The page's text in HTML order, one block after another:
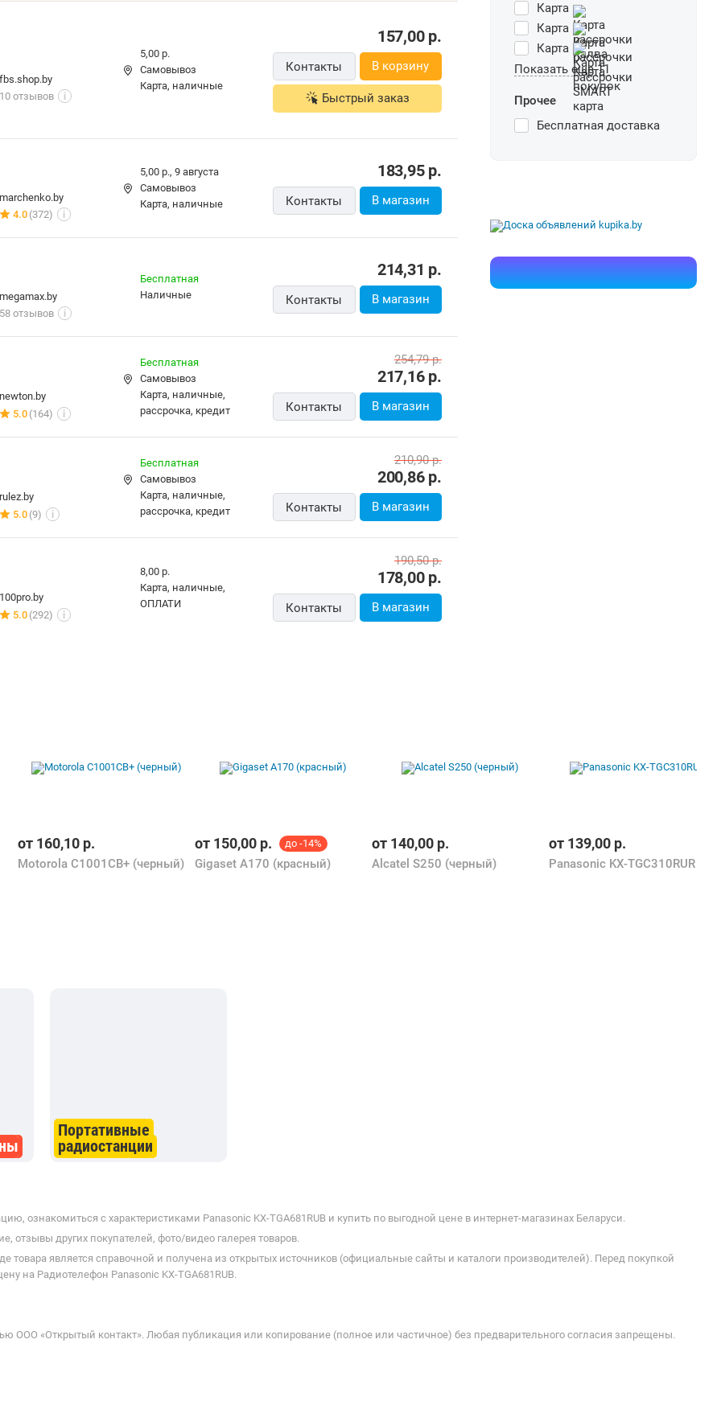
10 отзывов
Самовывоз
карта, наличные
157,00
Контакты В корзину
Быстрый заказ
4.0(372) i
Самовывоз
карта, наличные
В магазин
58 отзывов
наличные
В магазин
5.0(164)
Самовывоз
карта, наличные,
рассрочка, кредит
217,16р.
254,79р.
В магазин
5.0(9)
Самовывоз
карта, наличные,
рассрочка, кредит
200,86р.
210,90р.
В магазин
5.0(292)
карта, наличные,
ОПЛАТИ
178,00р.
190,50р.
В магазин
Карта
Карта
Карта
Показать еще 11
Прочее
Бесплатная доставка
Motorola C1001CB+ (черный) Gigaset A170 (красный) Alcatel S250 (черный) Panasonic KX-TGC310RUR
радиостанции
отзывы других покупателей, фото/видео галерея товаров.
является справочной и получена из открытых источников (официальные сайты и каталоги производителей). Перед покупкой
на Радиотелефон Panasonic KX-TGA681RUB.
ООО «Открытый контакт». Любая публикация или копирование (полное или частичное) без предварительного согласия запрещены.